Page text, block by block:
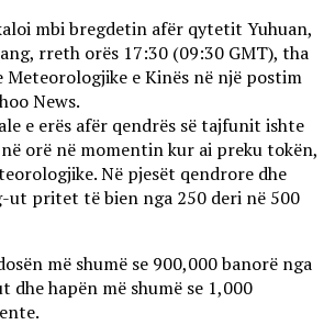
mbi bregdetin afër qytetit Yuhuan,
rreth orës 17:30 (09:30 GMT), tha
Meteorologjike e Kinës në një postim
News.
e erës afër qendrës së tajfunit ishte
orë në momentin kur ai preku tokën,
Në pjesët qendrore dhe
ut pritet të bien nga 250 deri në 500
më shumë se 900,000 banorë nga
dhe hapën më shumë se 1,000